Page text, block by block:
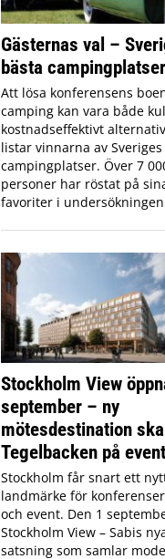
Gästernas val –
bästa
Att lösa konferensens
camping kan vara både
kostnadseffektivt
listar vinnarna av
campingplatser. Över 7
personer har röstat på
favoriter i
Stockholm View
september – ny
mötesdestination
Tegelbacken på
Stockholm får snart ett
landmärke för
och event. Den 1
Stockholm View – Sabis
satsning som samlar